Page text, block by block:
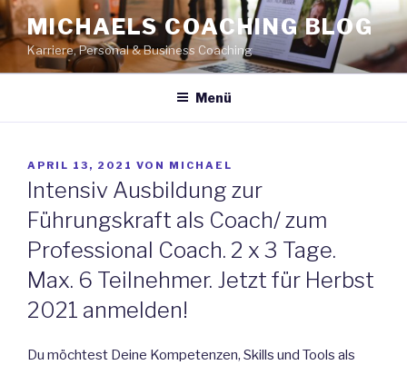
Zum
Inhalt
springen
MICHAELS COACHING BLOG
Karriere, Personal & Business Coaching
Menü
VERÖFFENTLICHT
AM
APRIL 13, 2021 VON MICHAEL
Intensiv Ausbildung zur
Führungskraft als Coach/ zum
Professional Coach. 2 x 3 Tage.
Max. 6 Teilnehmer. Jetzt für Herbst
2021 anmelden!
Du möchtest Deine Kompetenzen, Skills und Tools als